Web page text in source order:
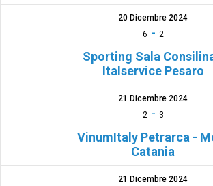
20 Dicembre 2024
6 - 2
Sporting Sala
Italservice Pesaro
21 Dicembre 2024
2- 3
VinumItaly Petrarca -
Catania
21 Dicembre 2024